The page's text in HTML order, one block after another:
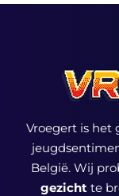
Vroegert is het
België. Wij
gezicht te